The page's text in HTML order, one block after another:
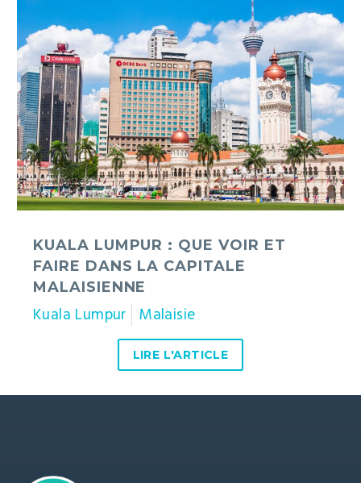
Lumpur
:
que
voir
et
faire
dans
la
capitale
malaisienne
KUALA LUMPUR : QUE VOIR ET
FAIRE DANS LA CAPITALE
MALAISIENNE
Kuala Lumpur Malaisie
LIRE L'ARTICLE